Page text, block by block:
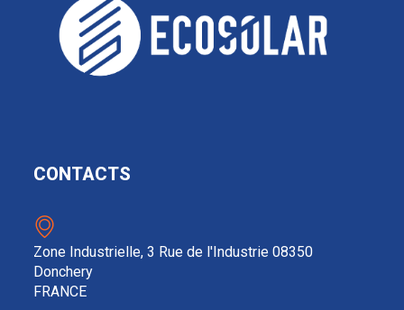
CONTACTS
Zone Industrielle, 3 Rue de l'Industrie 08350
Donchery
FRANCE